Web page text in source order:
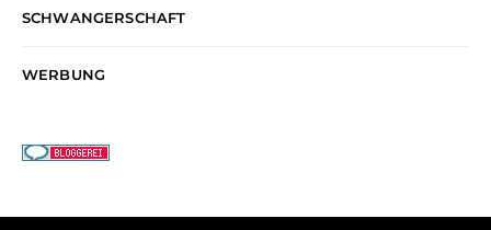
SCHWANGERSCHAFT
WERBUNG